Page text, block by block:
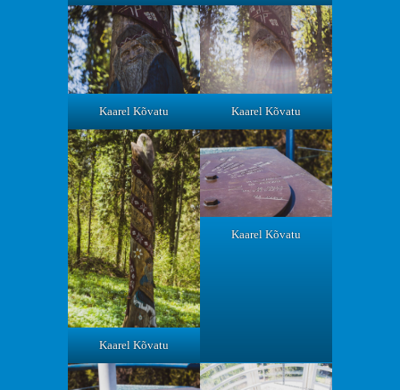
Kaarel Kõvatu Kaarel Kõvatu
Kaarel Kõvatu
Kaarel Kõvatu